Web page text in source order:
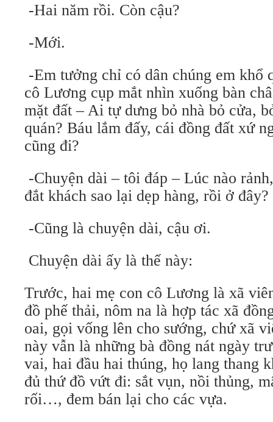
-Hai năm rồi. Còn cậu?
-Mới.
-Em tưởng chỉ có dân chúng em khổ
cô Lương cụp mắt nhìn xuống bàn
mặt đất – Ai tự dưng bỏ nhà bỏ cửa,
quán? Báu lắm đấy, cái đồng đất xứ
cũng đi?
-Chuyện dài – tôi đáp – Lúc nào
đắt khách sao lại dẹp hàng, rồi ở đây?
-Cũng là chuyện dài, cậu ơi.
Chuyện dài ấy là thế này:
Trước, hai mẹ con cô Lương là xã
đồ phế thải, nôm na là hợp tác xã
oai, gọi vống lên cho sướng, chứ xã
này vẫn là những bà đồng nát ngày
vai, hai đầu hai thúng, họ lang thang
đủ thứ đồ vứt đi: sắt vụn, nồi thủng,
rối…, đem bán lại cho các vựa.